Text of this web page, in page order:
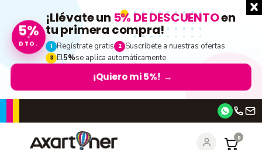
5%
DTO.
¡Llévate un 5% DE DESCUENTOen
tu primera compra!
1 Regístrate gratis 2 Suscríbete a nuestras ofertas
3 El5%se aplica automáticamente
¡Quiero mi 5%! →
0